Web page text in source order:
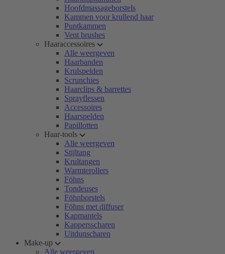
Hoofdmassageborstels
Kammen voor krullend haar
Puntkammen
Vent brushes
Haaraccessoires
Alle weergeven
Haarbanden
Krulspelden
Scrunchies
Haarclips & barrettes
Sprayflessen
Accessoires
Haarspelden
Papillotten
Haar-tools
Alle weergeven
Stijltang
Krultangen
Warmterollers
Föhns
Tondeuses
Föhnborstels
Föhns met diffuser
Kapmantels
Kappersscharen
Uitdunscharen
Make-up
Alle weergeven